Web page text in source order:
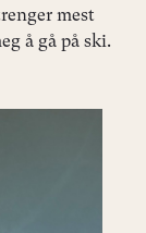
mest
å gå på ski.